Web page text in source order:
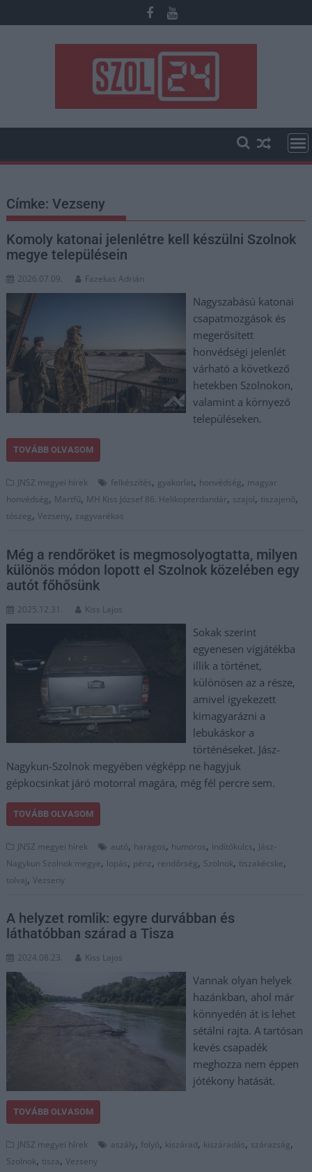
to
Címke:Vezseny
Komoly katonai jelenlétre kell készülni Szolnok
megye településein
2026.07.09. Fazekas Adrián
Nagyszabású katonai
csapatmozgások és
megerősített
honvédségi jelenlét
várható a következő
hetekben Szolnokon,
valamint a környező
településeken.
TOVÁBB OLVASOM
JNSZ megyei hírek felkészítés, gyakorlat, honvédség, magyar
honvédség, Martfű, MH Kiss József 86. Helikopterdandár, szajol, tiszajenő,
tószeg,Vezseny, zagyvarékas
Még a rendőröket is megmosolyogtatta, milyen
különös módon lopott el Szolnok közelében egy
autót főhősünk
2025.12.31. Kiss Lajos
Sokak szerint
egyenesen vígjátékba
illik a történet,
különösen az a része,
amivel igyekezett
kimagyarázni a
lebukáskor a
történéseket. Jász-
Nagykun-Szolnok megyében végképp ne hagyjuk
gépkocsinkat járó motorral magára, még fél percre sem.
TOVÁBB OLVASOM
JNSZ megyei hírek autó, haragos, humoros, indítókulcs, Jász-
Nagykun Szolnok megye, lopás, pénz, rendőrség, Szolnok, tiszakécske,
tolvaj,Vezseny
A helyzet romlik: egyre durvábban és
láthatóbban szárad a Tisza
2024.08.23. Kiss Lajos
Vannak olyan helyek
hazánkban, ahol már
könnyedén át is lehet
sétálni rajta. A tartósan
kevés csapadék
meghozza nem éppen
jótékony hatását.
TOVÁBB OLVASOM
JNSZ megyei hírek aszály, folyó, kiszárad, kiszáradás, szárazság,
Szolnok, tisza,Vezseny